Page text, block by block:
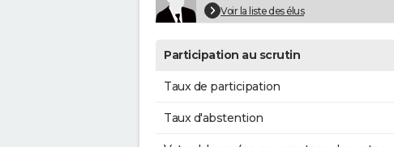
Voir la liste des élus
Participation au scrutin
Taux de participation
Taux d'abstention